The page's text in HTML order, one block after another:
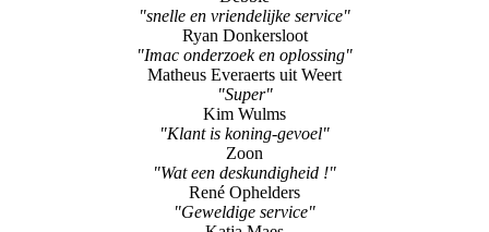
Matheus Everaerts uit Weert
"Super"
Kim Wulms
"Klant is koning-gevoel"
Zoon
"Wat een deskundigheid !"
René Ophelders
"Geweldige service"
Katja Maes
"Waterschade"
Wilfried Lochs
"reparatie mini i-pad"